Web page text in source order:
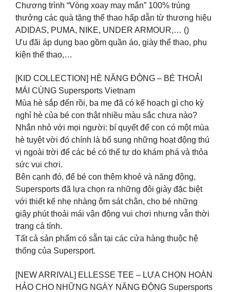
Chương trình “Vòng xoay may mắn” 100% trúng
thưởng các quà tặng thể thao hấp dẫn từ thương hiệu
ADIDAS, PUMA, NIKE, UNDER ARMOUR,… ()
Ưu đãi áp dụng bao gồm quần áo, giày thể thao, phụ
kiện thể thao,…
[KID COLLECTION] HÈ NĂNG ĐỘNG – BÉ THOẢI
MÁI CÙNG Supersports Vietnam
Mùa hè sắp đến rồi, ba mẹ đã có kế hoạch gì cho kỳ
nghỉ hè của bé con thật nhiều màu sắc chưa nào?
Nhắn nhỏ với mọi người: bí quyết để con có một mùa
hè tuyệt vời đó chính là bổ sung những hoạt động thú
vị ngoài trời để các bé có thể tự do khám phá và thỏa
sức vui chơi.
Bên cạnh đó, để bé con thêm khoẻ và năng động,
Supersports đã lựa chọn ra những đôi giày đặc biệt
với thiết kế nhẹ nhàng ôm sát chân, cho bé những
giây phút thoải mái vận động vui chơi nhưng vẫn thời
trang cá tính.
Tất cả sản phẩm có sẵn tại các cửa hàng thuộc hệ
thống của Supersport.
[NEW ARRIVAL] ELLESSE TEE – LỰA CHỌN HOÀN
HẢO CHO NHỮNG NGÀY NĂNG ĐỘNG Supersports